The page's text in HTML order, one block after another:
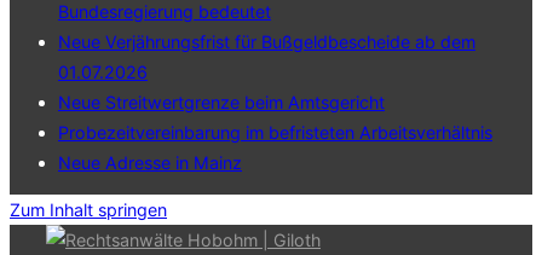
Bundesregierung bedeutet
Neue Verjährungsfrist für Bußgeldbescheide ab dem
01.07.2026
Neue Streitwertgrenze beim Amtsgericht
Probezeitvereinbarung im befristeten Arbeitsverhältnis
Neue Adresse in Mainz
Zum Inhalt springen